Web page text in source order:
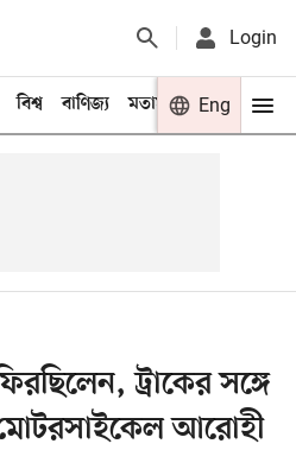
Login
বিশ্ব বাণিজ্য মতামত খেলা
Eng
ট্রাকের সঙ্গে
মোটরসাইকেল আরোহী